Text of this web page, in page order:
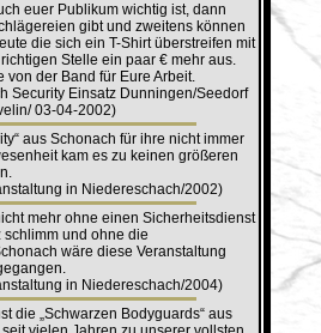
euer Publikum wichtig ist, dann
gibt und zweitens können
die sich ein T-Shirt überstreifen mit
Stelle ein paar € mehr aus.
von der Band für Eure Arbeit.
Security Einsatz Dunningen/Seedorf
03-04-2002)
aus Schonach für ihre nicht immer
kam es zu keinen größeren
in Niedereschach/2002)
mehr ohne einen Sicherheitsdienst
und ohne die
wäre diese Veranstaltung
in Niedereschach/2004)
die „Schwarzen Bodyguards“ aus